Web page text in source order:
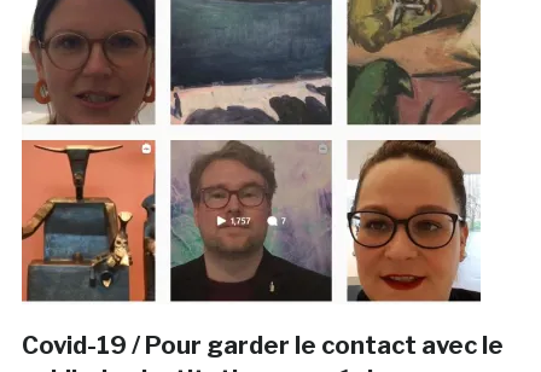
Covid-19 / Pour garder le contact avec le